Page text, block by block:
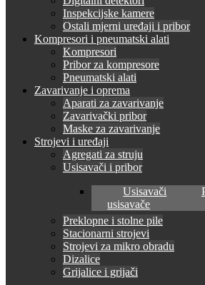
Inspekcijske kamere
Ostali mjerni uređaji i pribor
Kompresori i pneumatski alati
Kompresori
Pribor za kompresore
Pneumatski alati
Zavarivanje i oprema
Aparati za zavarivanje
Zavarivački pribor
Maske za zavarivanje
Strojevi i uređaji
Agregati za struju
Usisavači i pribor
Usisavači
usisavače
Preklopne i stolne pile
Stacionarni strojevi
Strojevi za mikro obradu
Dizalice
Grijalice i grijači